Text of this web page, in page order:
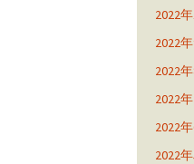
2022
2022
2022
2022
2022
2022